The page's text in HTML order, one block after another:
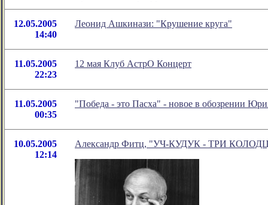
12.05.2005
14:40
Леонид Ашкинази: "Крушение круга"
11.05.2005
22:23
12 мая Клуб АстрО Концерт
11.05.2005
00:35
"Победа - это Пасха" - новое в обозрении
10.05.2005
12:14
Александр Фитц, "УЧ-КУДУК - ТРИ